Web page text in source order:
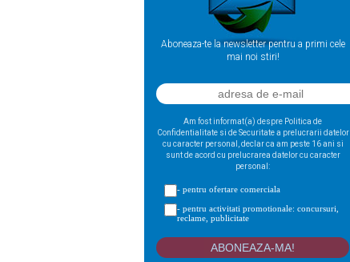
Aboneaza-te la newsletter pentru a primi cele
mai noi stiri!
Am fost informat(a) despre Politica de
Confidentialitate si de Securitate a prelucrarii datelor
cu caracter personal, declar ca am peste 16 ani si
sunt de acord cu prelucrarea datelor cu caracter
personal:
- pentru ofertare comerciala
- pentru activitati promotionale: concursuri,
reclame, publicitate